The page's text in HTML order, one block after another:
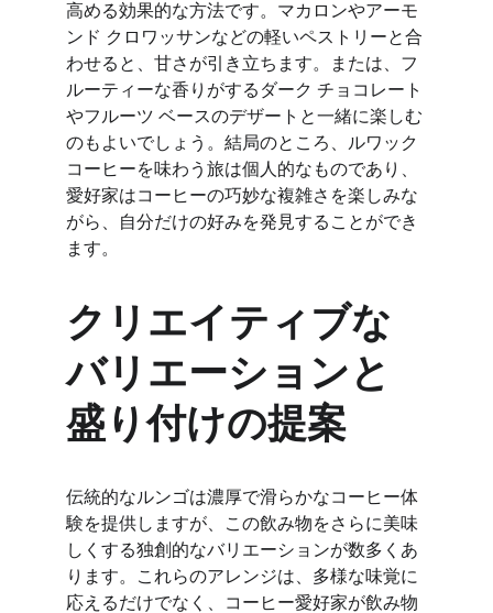
高める効果的な方法です。マカロンやアーモ
ンド クロワッサンなどの軽いペストリーと合
わせると、甘さが引き立ちます。または、フ
ルーティーな香りがするダーク チョコレート
やフルーツ ベースのデザートと一緒に楽しむ
のもよいでしょう。結局のところ、ルワック
コーヒーを味わう旅は個人的なものであり、
愛好家はコーヒーの巧妙な複雑さを楽しみな
がら、自分だけの好みを発見することができ
ます。
クリエイティブな
バリエーションと
盛り付けの提案
伝統的なルンゴは濃厚で滑らかなコーヒー体
験を提供しますが、この飲み物をさらに美味
しくする独創的なバリエーションが数多くあ
ります。これらのアレンジは、多様な味覚に
応えるだけでなく、コーヒー愛好家が飲み物